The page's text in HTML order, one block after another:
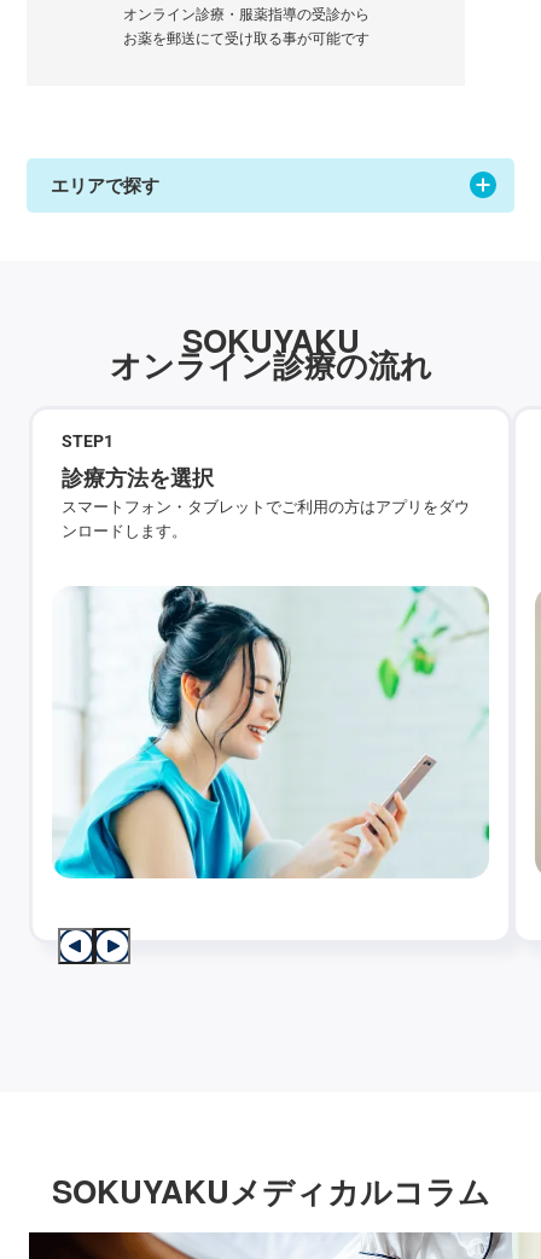
オンライン診療・服薬指導の受診から
お薬を郵送にて受け取る事が可能です
エリアで探す
SOKUYAKU
オンライン診療の流れ
STEP1
診療方法を選択
スマートフォン・タブレットでご利用の方はアプリをダウ
ンロードします。
SOKUYAKUメディカルコラム